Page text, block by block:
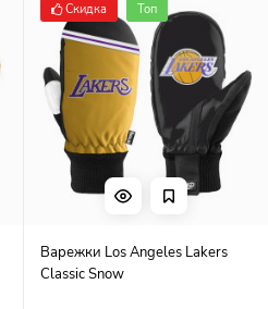
Скидка Топ
Варежки Los Angeles Lakers
Classic Snow